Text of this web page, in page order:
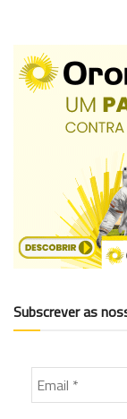
Subscrever as